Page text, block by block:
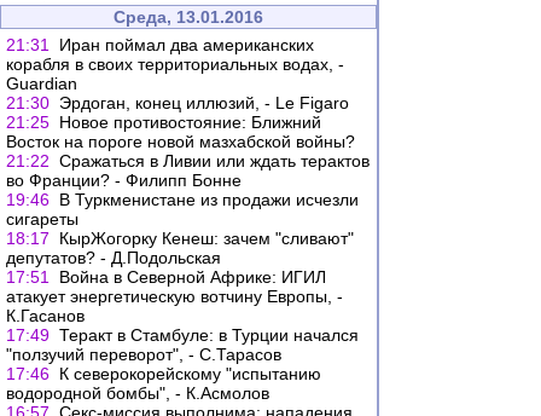
Среда, 13.01.2016
21:31
Иран поймал два американских
корабля в своих территориальных водах, -
Guardian
21:30 Эрдоган, конец иллюзий, - Le Figaro
21:25 Новое противостояние: Ближний
Восток на пороге новой мазхабской войны?
21:22 Сражаться в Ливии или ждать терактов
во Франции? - Филипп Бонне
19:46 В Туркменистане из продажи исчезли
сигареты
18:17
КырЖогорку Кенеш: зачем "сливают"
депутатов? - Д.Подольская
17:51
Война в Северной Африке: ИГИЛ
атакует энергетическую вотчину Европы, -
К.Гасанов
17:49 Теракт в Стамбуле: в Турции начался
"ползучий переворот", - С.Тарасов
17:46 К северокорейскому "испытанию
водородной бомбы", - К.Асмолов